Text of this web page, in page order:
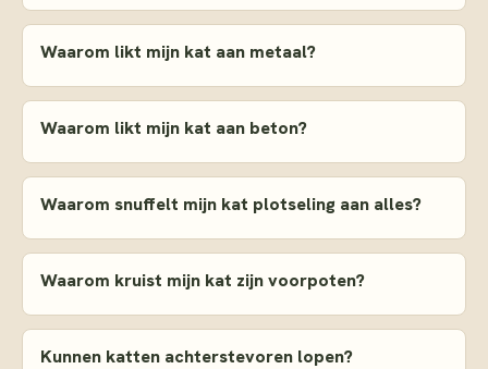
Waarom likt mijn kat aan metaal?
Waarom likt mijn kat aan beton?
Waarom snuffelt mijn kat plotseling aan alles?
Waarom kruist mijn kat zijn voorpoten?
Kunnen katten achterstevoren lopen?